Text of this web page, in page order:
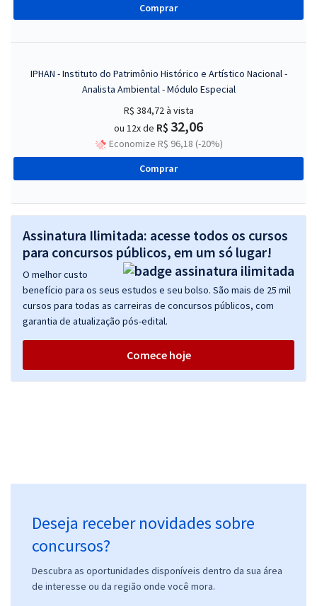
Comprar
IPHAN - Instituto do Patrimônio Histórico e Artístico Nacional -
Analista Ambiental - Módulo Especial
R$ 384,72à vista
ou 12x de R$ 32,06
Economize R$ 96,18 (-20%)
Comprar
Assinatura Ilimitada: acesse todos os cursos
para concursos públicos, em um só lugar!
O melhor custo
benefício para os seus estudos e seu bolso. São mais de 25 mil
cursos para todas as carreiras de concursos públicos, com
garantia de atualização pós-edital.
Comece hoje
Deseja receber novidades sobre
concursos?
Descubra as oportunidades disponíveis dentro da sua área
de interesse ou da região onde você mora.